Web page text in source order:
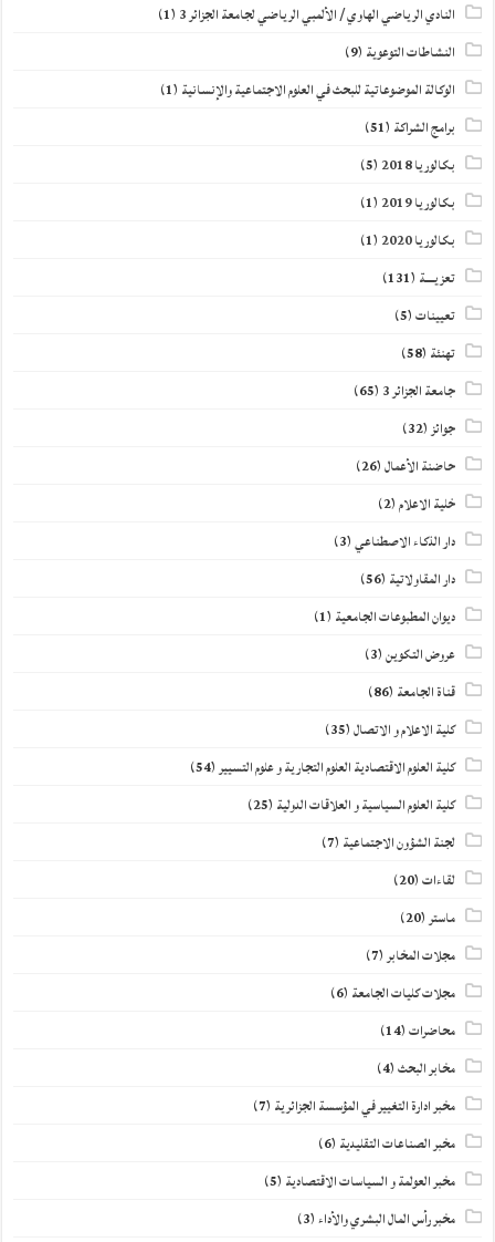
النادي الرياضي الهاوي / الألمبي الرياضي لجامعة الجزائر 3 (1)
النشاطات التوعوية (9)
الوكالة الموضوعاتية للبحث في العلوم الاجتماعية والإنسانية (1)
برامج الشراكة (51)
بكالوريا 2018
(5)
بكالوريا 2019
(1)
بكالوريا 2020
(1)
تعزيــــة (131)
تعيينات(5)
تهنئة (58)
جامعة الجزائر 3 (65)
جوائز(32)
حاضنة الأعمال(26)
خلية الاعلام(2)
دار الذكاء الاصطناعي(3)
دار المقاولاتية (56)
ديوان المطبوعات الجامعية (1)
عروض التكوين(3)
قناة الجامعة (86)
كلية الاعلام و الاتصال(35)
كلية العلوم الاقتصادية العلوم التجارية و علوم التسيير(54)
كلية العلوم السياسية و العلاقات الدولية (25)
لجنة الشؤون الاجتماعية (7)
لقاءات(20)
ماستر(20)
مجلات المخابر(7)
مجلات كليات الجامعة (6)
محاضرات(14)
مخابر البحث(4)
مخبر ادارة التغيير في المؤسسة الجزائرية (7)
مخبر الصناعات التقليدية (6)
مخبر العولمة و السياسات الاقتصادية (5)
مخبر رأس المال البشري والأداء(3)